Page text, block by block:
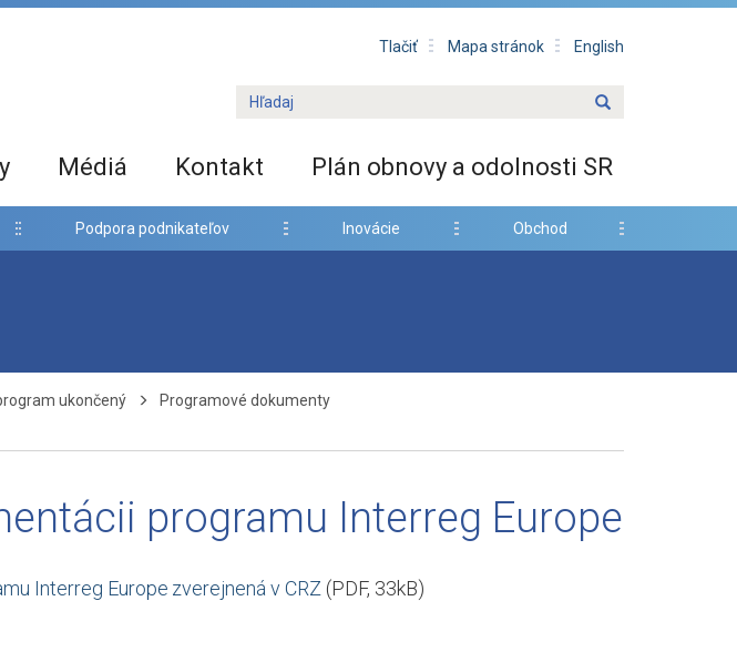
Tlačiť Mapa stránok English
Médiá Kontakt Plán obnovy a odolnosti SR
Podpora podnikateľov Inovácie Obchod
ukončený
Programové dokumenty
programu Interreg Europe
Interreg Europe zverejnená v CRZ (PDF, 33kB)